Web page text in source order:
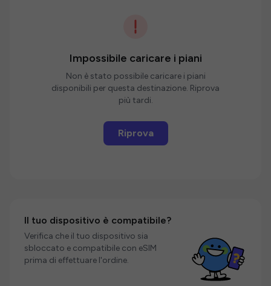
Impossibile caricare i piani
Non è stato possibile caricare i piani
disponibili per questa destinazione. Riprova
più tardi.
Riprova
Il tuo dispositivo è compatibile?
Verifica che il tuo dispositivo sia
sbloccato e compatibile con eSIM
prima di effettuare l'ordine.